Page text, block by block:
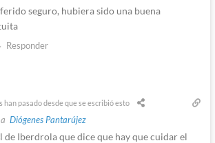
seguro, hubiera sido una buena
Responder
han pasado desde que se escribió esto
Diógenes Pantarújez
de Iberdrola que dice que hay que cuidar el